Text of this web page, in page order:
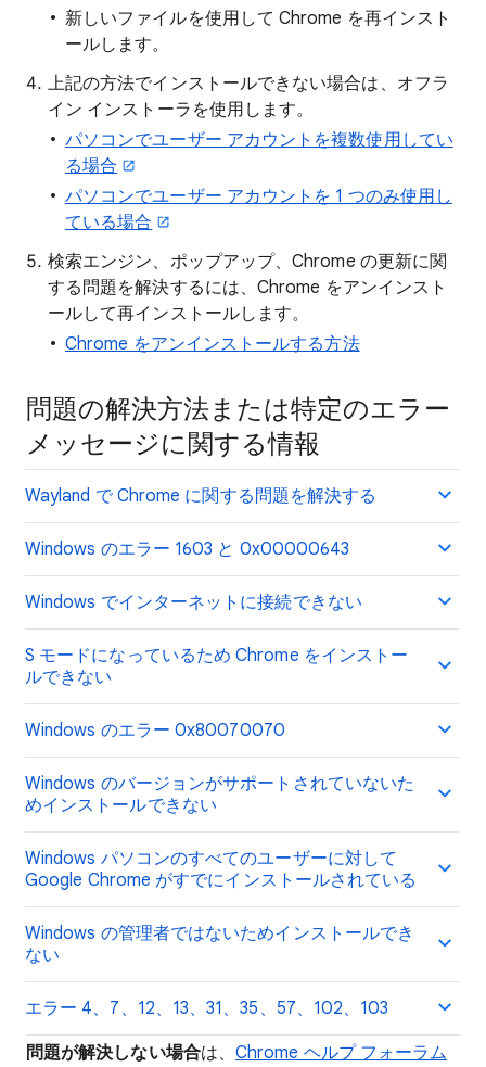
新しいファイルを使用して Chrome を再インスト
ールします。
上記の方法でインストールできない場合は、オフラ
イン インストーラを使用します。
パソコンでユーザー アカウントを複数使用してい
る場合
パソコンでユーザー アカウントを 1 つのみ使用し
ている場合
検索エンジン、ポップアップ、Chrome の更新に関
する問題を解決するには、Chrome をアンインスト
ールして再インストールします。
Chrome をアンインストールする方法
問題の解決方法または特定のエラー
メッセージに関する情報
Wayland で Chrome に関する問題を解決する
Windows のエラー 1603 と 0x00000643
Windows でインターネットに接続できない
S モードになっているため Chrome をインストー
ルできない
Windows のエラー 0x80070070
Windows のバージョンがサポートされていないた
めインストールできない
Windows パソコンのすべてのユーザーに対して
Google Chrome がすでにインストールされている
Windows の管理者ではないためインストールでき
ない
エラー 4、7、12、13、31、35、57、102、103
問題が解決しない場合は、 Chrome ヘルプ フォーラム